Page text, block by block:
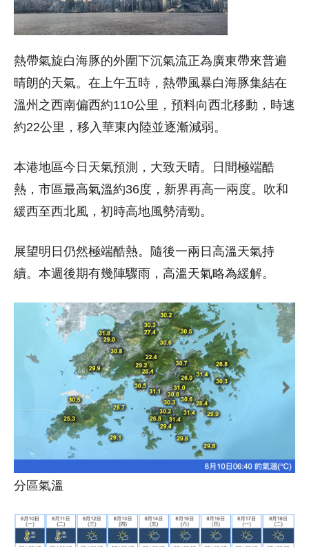
熱帶氣旋白海豚的外圍下沉氣流正為廣東帶來普遍
晴朗的天氣。在上午五時，熱帶風暴白海豚集結在
溫州之西南偏西約110公里，預料向西北移動，時速
約22公里，移入華東內陸並逐漸減弱。
本港地區今日天氣預測，大致天晴。日間極端酷
熱，市區最高氣溫約36度，新界再高一兩度。吹和
緩西至西北風，初時高地風勢清勁。
展望明日仍然極端酷熱。隨後一兩日高溫天氣持
續。本週後期有幾陣驟雨，高溫天氣略為緩解。
分區氣溫